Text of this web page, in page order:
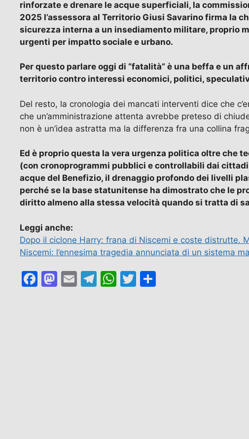
rinforzate e drenare le acque superficiali, la
2025 l’assessora al Territorio Giusi Savarino firma la
sicurezza interna a un insediamento militare, proprio
urgenti per impatto sociale e urbano.
Per questo parlare oggi di “fatalità” è una beffa e un
territorio contro interessi economici, politici,
Del resto, la cronologia dei mancati interventi dice che
che un’amministrazione attenta avrebbe preteso di
non è un’idea astratta ma la differenza fra una collina
Ed è proprio questa la vera urgenza politica oltre che
(con cronoprogrammi pubblici e controllabili dai
acque del Benefizio, il drenaggio profondo dei livelli
perché se la base statunitense ha dimostrato che le
diritto almeno alla stessa velocità quando si tratta di
Leggi anche:
Dopo il ciclone Harry: frana di Niscemi e coste distrutte.
Niscemi: l’ennesima tragedia annunciata di un sistema
F
M E
T
W T